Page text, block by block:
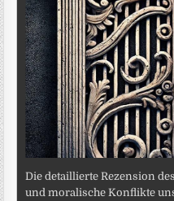
Die detaillierte Rezension
und moralische Konflikte